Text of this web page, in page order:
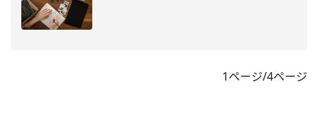
1ページ/4ページ